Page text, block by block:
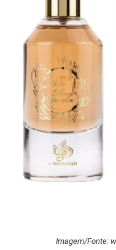
Imagem/Fonte: